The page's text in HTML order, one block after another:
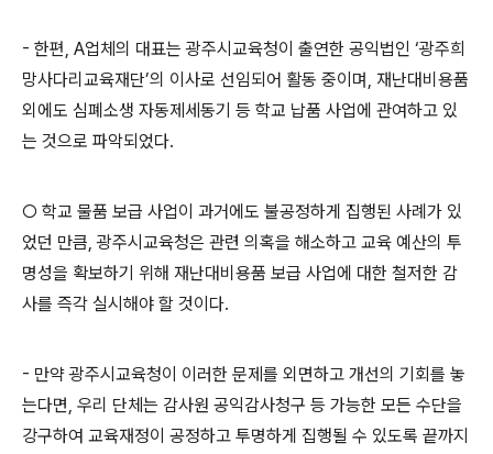
- 한편, A업체의 대표는 광주시교육청이 출연한 공익법인 ‘광주희
망사다리교육재단’의 이사로 선임되어 활동 중이며, 재난대비용품
외에도 심폐소생 자동제세동기 등 학교 납품 사업에 관여하고 있
는 것으로 파악되었다.
○ 학교 물품 보급 사업이 과거에도 불공정하게 집행된 사례가 있
었던 만큼,광주시교육청은 관련 의혹을 해소하고 교육 예산의 투
명성을 확보하기 위해 재난대비용품 보급 사업에 대한 철저한 감
사를 즉각 실시해야 할 것이다.
- 만약 광주시교육청이 이러한 문제를 외면하고 개선의 기회를 놓
는다면, 우리 단체는 감사원 공익감사청구 등 가능한 모든 수단을
강구하여 교육재정이 공정하고 투명하게 집행될 수 있도록 끝까지